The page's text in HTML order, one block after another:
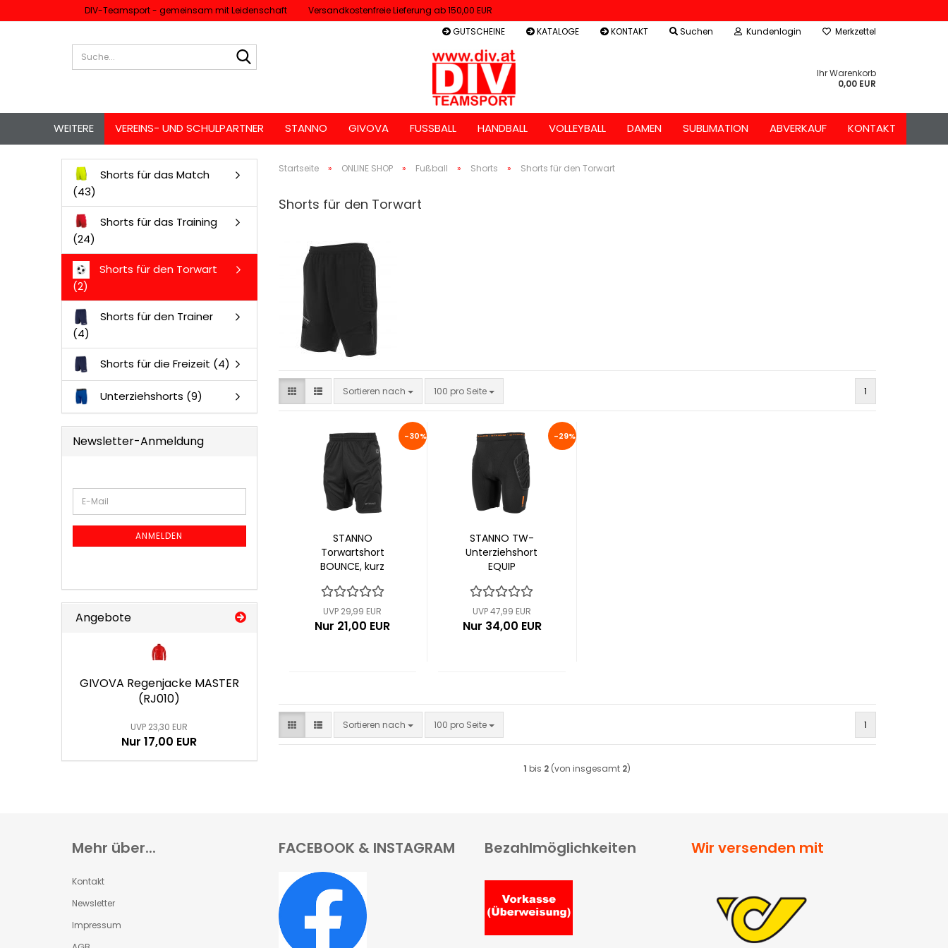
DIV-Teamsport - gemeinsam mit Leidenschaft
Versandkostenfreie Lieferung ab 150,00 EUR
GUTSCHEINE
KATALOGE KONTAKT Suchen Kundenlogin
Merkzettel
Ihr Warenkorb
0,00 EUR
VEREINS- UND SCHULPARTNER STANNO GIVOVA FUSSBALL HANDBALL VOLLEYBALL DAMEN SUBLIMATION ABVERKAUF KONTAKT
WEITERE
Startseite » ONLINE SHOP » Fußball » Shorts » Shorts für den Torwart
Shorts für den Torwart
Sortieren nach
Sortieren nach 100 pro Seite
pro Seite 1
-30%
STANNO
Torwartshort
BOUNCE, kurz
UVP 29,99 EUR
Nur 21,00 EUR
-29%
STANNO TW-
Unterziehshort
EQUIP
(424202-8000)
UVP 47,99 EUR
Nur 34,00 EUR
Sortieren nach
Sortieren nach 100 pro Seite
pro Seite 1
1 bis 2 (von insgesamt 2)
Shorts für das Match
(43)
Shorts für das Training
(24)
Shorts für den Torwart
(2)
Shorts für den Trainer
(4)
Shorts für die Freizeit (4)
Unterziehshorts (9)
Newsletter-Anmeldung
ZUR
NEWSLETTER-
ANMELDUNG
E-
Mail
ANMELDEN
Angebote
GIVOVA Regenjacke MASTER
(RJ010)
UVP 23,30 EUR
Nur 17,00 EUR
Mehr über...
Kontakt
Newsletter
Impressum
FACEBOOK & INSTAGRAM Bezahlmöglichkeiten Wir versenden mit